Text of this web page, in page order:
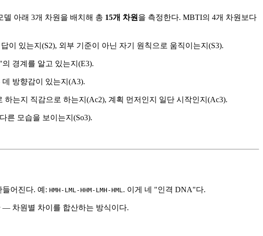
델 아래 3개 차원을 배치해 총 15개 차원을 측정한다. MBTI의 4개 차원보다
이 있는지(S2), 외부 기준이 아닌 자기 원칙으로 움직이는지(S3).
경계를 알고 있는지(E3).
방향감이 있는지(A3).
는지 직감으로 하는지(Ac2), 계획 먼저인지 일단 시작인지(Ac3).
른 모습을 보이는지(So3).
들어진다. 예: HMH-LML-HHM-LMH-HML. 이게 네 "인격 DNA"다.
— 차원별 차이를 합산하는 방식이다.